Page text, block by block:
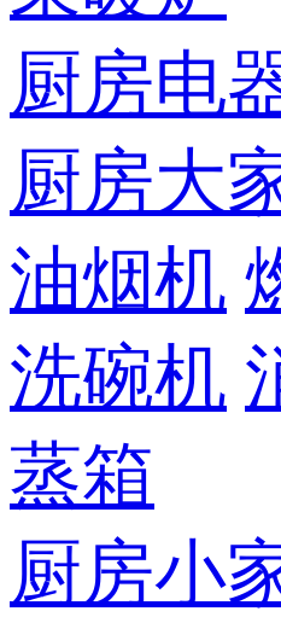
厨房电
厨房大
油烟机
洗碗机
蒸箱
厨房小